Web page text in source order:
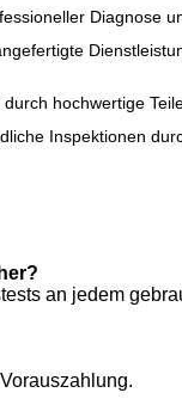
Diagnose
hochwertige
Inspektionen
an jedem